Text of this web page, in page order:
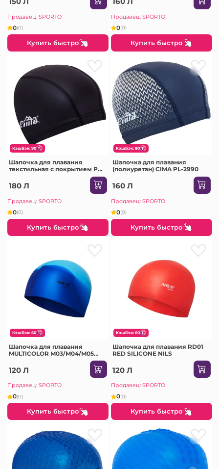
Продавец: SPORTO
0(0)
Купить быстро
Продавец: SPORTO
0(0)
Купить быстро
КэшБэк: 90
Шапочка для плавания
текстильная с покрытием PU
180 Л
Продавец: SPORTO
0(0)
Купить быстро
КэшБэк: 80
Шапочка для плавания
(полиуретан) CIMA PL-2990
160 Л
Продавец: SPORTO
0(0)
Купить быстро
КэшБэк: 60
Шапочка для плавания
MULTICOLOR M03/M04/M05
120 Л
Продавец: SPORTO
0(0)
Купить быстро
КэшБэк: 60
Шапочка для плавания RD01
RED SILICONE NILS
120 Л
Продавец: SPORTO
0(0)
Купить быстро